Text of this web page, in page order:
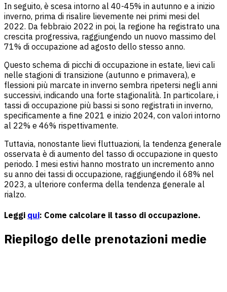
In seguito, è scesa intorno al 40-45% in autunno e a inizio
inverno, prima di risalire lievemente nei primi mesi del
2022. Da febbraio 2022 in poi, la regione ha registrato una
crescita progressiva, raggiungendo un nuovo massimo del
71% di occupazione ad agosto dello stesso anno.
Questo schema di picchi di occupazione in estate, lievi cali
nelle stagioni di transizione (autunno e primavera), e
flessioni più marcate in inverno sembra ripetersi negli anni
successivi, indicando una forte stagionalità. In particolare, i
tassi di occupazione più bassi si sono registrati in inverno,
specificamente a fine 2021 e inizio 2024, con valori intorno
al 22% e 46% rispettivamente.
Tuttavia, nonostante lievi fluttuazioni, la tendenza generale
osservata è di aumento del tasso di occupazione in questo
periodo. I mesi estivi hanno mostrato un incremento anno
su anno dei tassi di occupazione, raggiungendo il 68% nel
2023, a ulteriore conferma della tendenza generale al
rialzo.
Leggi qui: Come calcolare il tasso di occupazione.
Riepilogo delle prenotazioni medie